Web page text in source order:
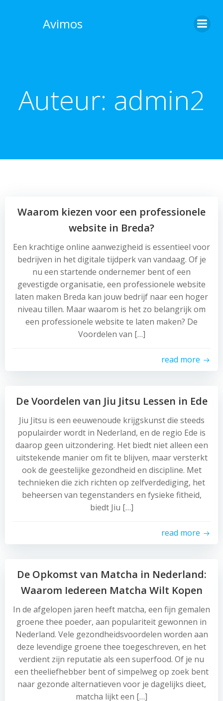
Avimos
Auteur: admin2
Waarom kiezen voor een professionele
website in Breda?
Een krachtige online aanwezigheid is essentieel voor
bedrijven in het digitale tijdperk van vandaag. Of je
nu een startende ondernemer bent of een
gevestigde organisatie, een professionele website
laten maken Breda kan jouw bedrijf naar een hoger
niveau tillen. Maar waarom is het zo belangrijk om
een professionele website te laten maken? De
Voordelen van […]
read more
De Voordelen van Jiu Jitsu Lessen in Ede
Jiu Jitsu is een eeuwenoude krijgskunst die steeds
populairder wordt in Nederland, en de regio Ede is
daarop geen uitzondering. Het biedt niet alleen een
uitstekende manier om fit te blijven, maar versterkt
ook de geestelijke gezondheid en discipline. Met
technieken die zich richten op zelfverdediging, het
beheersen van tegenstanders en fysieke fitheid,
biedt Jiu […]
read more
De Opkomst van Matcha in Nederland:
Waarom Iedereen Matcha Wilt Kopen
In de afgelopen jaren heeft matcha, een fijn gemalen
groene thee poeder, aan populariteit gewonnen in
Nederland. Vele gezondheidsvoordelen worden aan
deze levendige groene thee toegeschreven, en het
verdient zijn reputatie als een superfood. Of je nu
een theeliefhebber bent of simpelweg op zoek bent
naar gezonde alternatieven voor je dagelijks dieet,
matcha lijkt een […]